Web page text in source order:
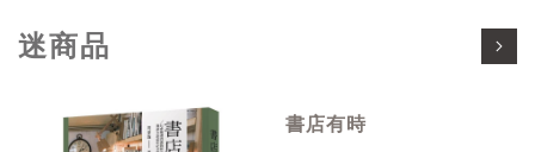
迷商品
書店有時